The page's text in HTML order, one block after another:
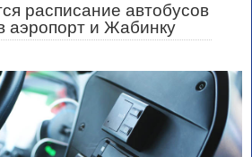
расписание автобусов
и Жабинку